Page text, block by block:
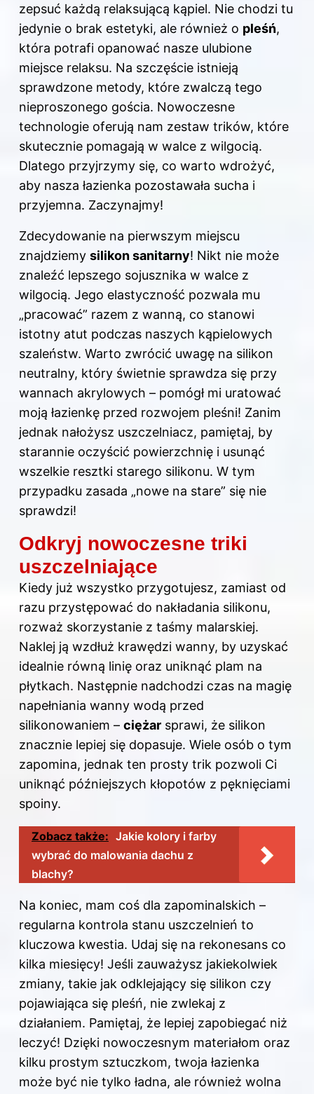
zepsuć każdą relaksującą kąpiel. Nie chodzi tu
jedynie o brak estetyki, ale również o pleśń,
która potrafi opanować nasze ulubione
miejsce relaksu. Na szczęście istnieją
sprawdzone metody, które zwalczą tego
nieproszonego gościa. Nowoczesne
technologie oferują nam zestaw trików, które
skutecznie pomagają w walce z wilgocią.
Dlatego przyjrzymy się, co warto wdrożyć,
aby nasza łazienka pozostawała sucha i
przyjemna. Zaczynajmy!
Zdecydowanie na pierwszym miejscu
znajdziemy silikon sanitarny! Nikt nie może
znaleźć lepszego sojusznika w walce z
wilgocią. Jego elastyczność pozwala mu
„pracować” razem z wanną, co stanowi
istotny atut podczas naszych kąpielowych
szaleństw. Warto zwrócić uwagę na silikon
neutralny, który świetnie sprawdza się przy
wannach akrylowych – pomógł mi uratować
moją łazienkę przed rozwojem pleśni! Zanim
jednak nałożysz uszczelniacz, pamiętaj, by
starannie oczyścić powierzchnię i usunąć
wszelkie resztki starego silikonu. W tym
przypadku zasada „nowe na stare” się nie
sprawdzi!
Odkryj nowoczesne triki
uszczelniające
Kiedy już wszystko przygotujesz, zamiast od
razu przystępować do nakładania silikonu,
rozważ skorzystanie z taśmy malarskiej.
Naklej ją wzdłuż krawędzi wanny, by uzyskać
idealnie równą linię oraz uniknąć plam na
płytkach. Następnie nadchodzi czas na magię
napełniania wanny wodą przed
silikonowaniem – ciężar sprawi, że silikon
znacznie lepiej się dopasuje. Wiele osób o tym
zapomina, jednak ten prosty trik pozwoli Ci
uniknąć późniejszych kłopotów z pęknięciami
spoiny.
Zobacz także: Jakie kolory i farby
wybrać do malowania dachu z
blachy?
Na koniec, mam coś dla zapominalskich –
regularna kontrola stanu uszczelnień to
kluczowa kwestia. Udaj się na rekonesans co
kilka miesięcy! Jeśli zauważysz jakiekolwiek
zmiany, takie jak odklejający się silikon czy
pojawiająca się pleśń, nie zwlekaj z
działaniem. Pamiętaj, że lepiej zapobiegać niż
leczyć! Dzięki nowoczesnym materiałom oraz
kilku prostym sztuczkom, twoja łazienka
może być nie tylko ładna, ale również wolna